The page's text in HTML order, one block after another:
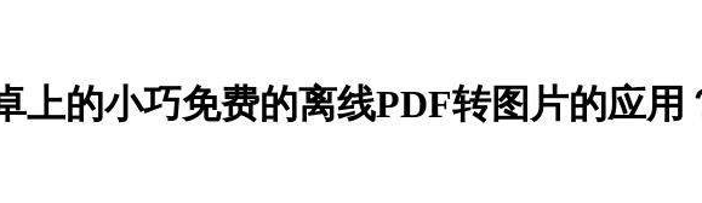
上的小巧免费的离线PDF转图片的应用